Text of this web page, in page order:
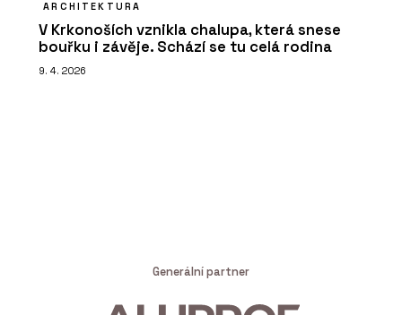
ARCHITEKTURA
V Krkonoších vznikla chalupa, která snese
bouřku i závěje. Schází se tu celá rodina
9. 4. 2026
Generální partner